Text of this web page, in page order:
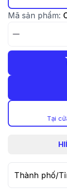
Mã sản phẩm:
Tại
Thành phố/